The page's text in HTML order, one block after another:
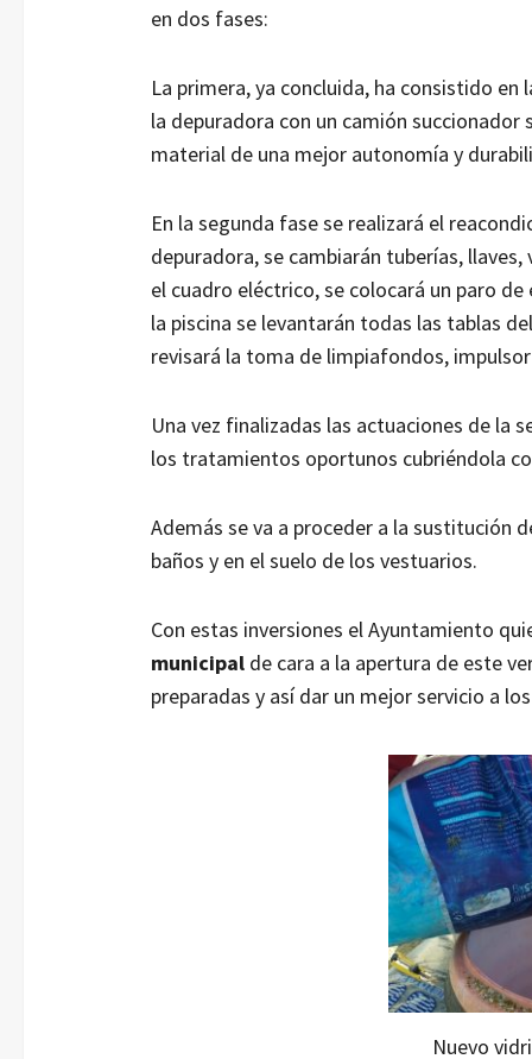
en dos fases:
La primera, ya concluida, ha consistido
la depuradora con un camión
material de una mejor autonomía y
En la segunda fase se realizará el
depuradora, se cambiarán tuberías,
el cuadro eléctrico, se colocará un paro
la piscina se levantarán todas las tablas
revisará la toma de limpiafondos,
Una vez finalizadas las actuaciones de la
los tratamientos oportunos cubriéndola
Además se va a proceder a la sustitución
baños y en el suelo de los vestuarios.
Con estas inversiones el Ayuntamiento
municipalde cara a la apertura de este
preparadas y así dar un mejor servicio a
Nuevo